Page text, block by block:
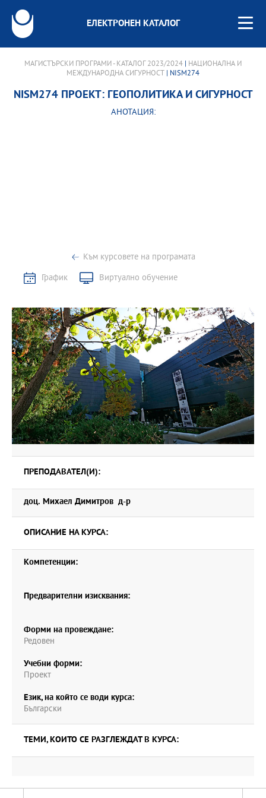
ЕЛЕКТРОНЕН КАТАЛОГ
МАГИСТЪРСКИ ПРОГРАМИ - КАТАЛОГ 2023/2024
НАЦИОНАЛНА И
МЕЖДУНАРОДНА СИГУРНОСТ | NISM274
NISM274 ПРОЕКТ: ГЕОПОЛИТИКА И СИГУРНОСТ
АНОТАЦИЯ:
Към курсовете на програмата
График
Виртуално обучение
ПРЕПОДАВАТЕЛ(И):
доц. Михаел Димитров д-р
ОПИСАНИЕ НА КУРСА:
Компетенции:
Предварителни изисквания:
Форми на провеждане:
Редовен
Учебни форми:
Проект
Език, на който се води курса:
Български
ТЕМИ, КОИТО СЕ РАЗГЛЕЖДАТ В КУРСА: